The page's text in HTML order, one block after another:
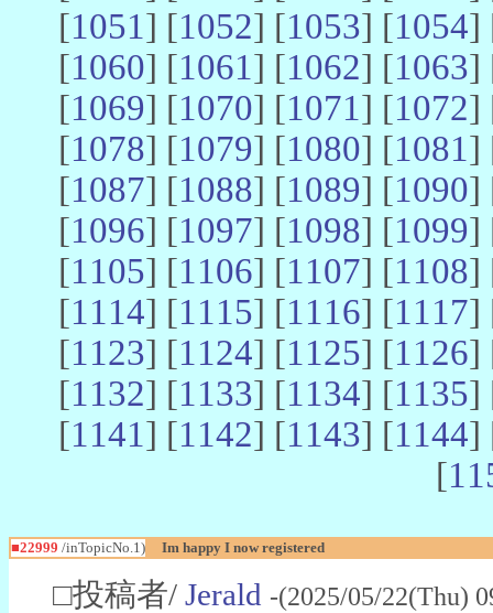
[1051] [1052] [1053] [1054]
[1060] [1061] [1062] [1063]
[1069] [1070] [1071] [1072]
[1078] [1079] [1080] [1081]
[1087] [1088] [1089] [1090]
[1096] [1097] [1098] [1099]
[1105] [1106] [1107] [1108]
[1114] [1115] [1116] [1117]
[1123] [1124] [1125] [1126]
[1132] [1133] [1134] [1135]
[1141] [1142] [1143] [1144]
[
■22999 /inTopicNo.1) Im happy I now registered
□投稿者/ Jerald -(2025/05/22(Thu)